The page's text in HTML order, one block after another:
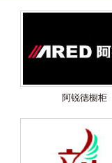
阿锐德橱柜